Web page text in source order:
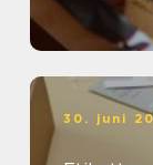
30. juni